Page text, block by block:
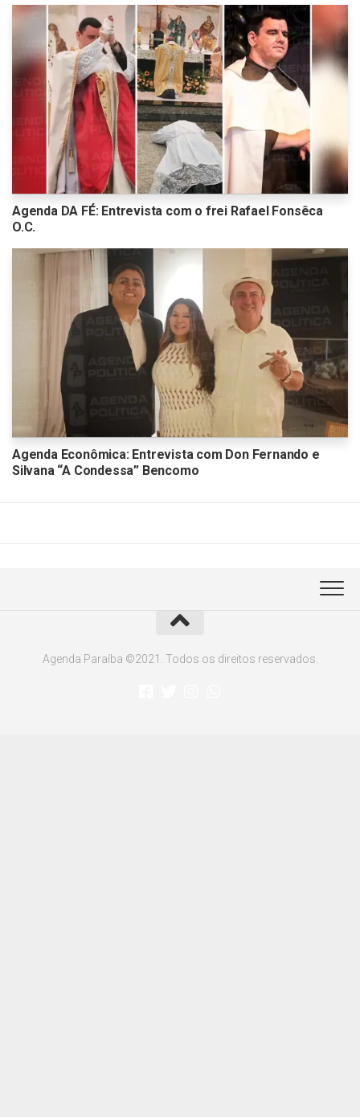
Agenda DA FÉ: Entrevista com o frei Rafael Fonsêca
O.C.
Agenda Econômica: Entrevista com Don Fernando e
Silvana “A Condessa” Bencomo
Agenda Paraíba ©2021. Todos os direitos reservados.